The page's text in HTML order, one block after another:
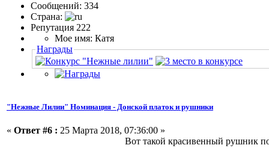
Сообщений: 334
Страна:
Репутация 222
Мое имя: Катя
Награды
"Нежные Лилии" Номинация - Донской платок и рушники
« Ответ #6 : 25 Марта 2018, 07:36:00 »
Вот такой красивенный рушник